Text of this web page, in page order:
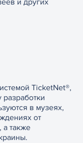
TicketNet®,
в музеях,
от
также